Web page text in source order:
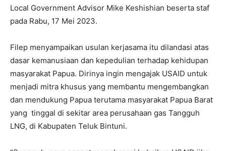
Local Government Advisor Mike Keshishian beserta staf
pada Rabu, 17 Mei 2023.
Filep menyampaikan usulan kerjasama itu dilandasi atas
dasar kemanusiaan dan kepedulian terhadap kehidupan
masyarakat Papua. Dirinya ingin mengajak USAID untuk
menjadi mitra khusus yang membantu mengembangkan
dan mendukung Papua terutama masyarakat Papua Barat
yang tinggal di sekitar area perusahaan gas Tangguh
LNG, di Kabupaten Teluk Bintuni.